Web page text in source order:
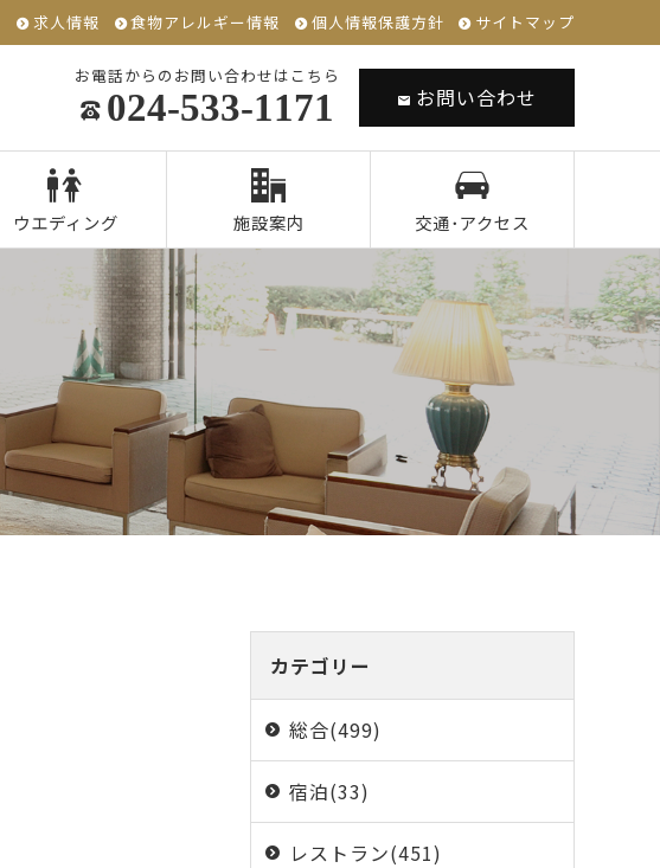
求人情報 食物アレルギー情報 個人情報保護方針 サイトマップ
お電話からのお問い合わせはこちら
024-533-1171 お問い合わせ
ウエディング 施設案内 交通･アクセス
カテゴリー
総合(499)
宿泊(33)
レストラン(451)